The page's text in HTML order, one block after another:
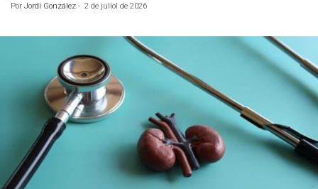
Por Jordi González - 2 de juliol de 2026